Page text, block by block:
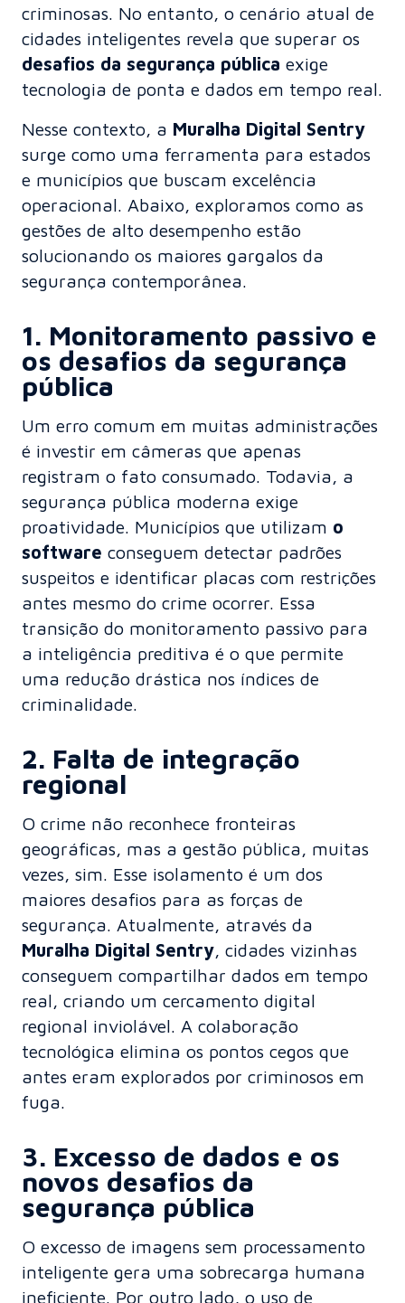
criminosas. No entanto, o cenário atual de
cidades inteligentes revela que superar os
desafios da segurança pública exige
tecnologia de ponta e dados em tempo real.
Nesse contexto, a Muralha Digital Sentry
surge como uma ferramenta para estados
e municípios que buscam excelência
operacional. Abaixo, exploramos como as
gestões de alto desempenho estão
solucionando os maiores gargalos da
segurança contemporânea.
1. Monitoramento passivo e
os desafios da segurança
pública
Um erro comum em muitas administrações
é investir em câmeras que apenas
registram o fato consumado. Todavia, a
segurança pública moderna exige
proatividade. Municípios que utilizam o
software conseguem detectar padrões
suspeitos e identificar placas com restrições
antes mesmo do crime ocorrer. Essa
transição do monitoramento passivo para
a inteligência preditiva é o que permite
uma redução drástica nos índices de
criminalidade.
2. Falta de integração
regional
O crime não reconhece fronteiras
geográficas, mas a gestão pública, muitas
vezes, sim. Esse isolamento é um dos
maiores desafios para as forças de
segurança. Atualmente, através da
Muralha Digital Sentry, cidades vizinhas
conseguem compartilhar dados em tempo
real, criando um cercamento digital
regional inviolável. A colaboração
tecnológica elimina os pontos cegos que
antes eram explorados por criminosos em
fuga.
3. Excesso de dados e os
novos desafios da
segurança pública
O excesso de imagens sem processamento
inteligente gera uma sobrecarga humana
ineficiente. Por outro lado, o uso de